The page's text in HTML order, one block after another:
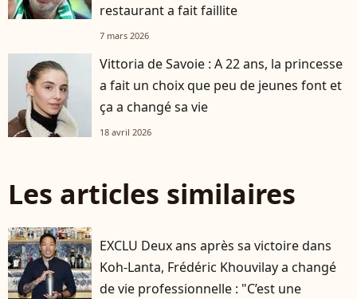
restaurant a fait faillite
7 mars 2026
Vittoria de Savoie : A 22 ans, la princesse
a fait un choix que peu de jeunes font et
ça a changé sa vie
18 avril 2026
Les articles similaires
EXCLU Deux ans après sa victoire dans
Koh-Lanta, Frédéric Khouvilay a changé
de vie professionnelle : "C’est une